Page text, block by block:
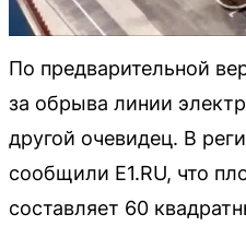
По предварительной
за обрыва линии
другой очевидец. В
сообщили E1.RU, что
составляет 60